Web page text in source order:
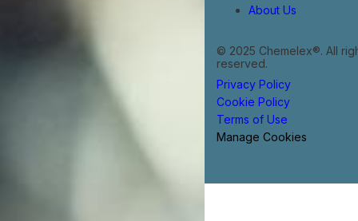
About Us
© 2025 Chemelex®. All
reserved.
Privacy Policy
Cookie Policy
Terms of Use
Manage Cookies